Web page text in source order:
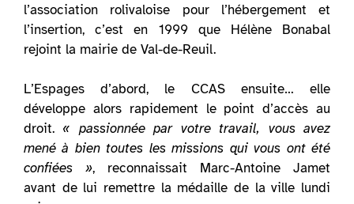
l’association rolivaloise pour l’hébergement et
l’insertion, c’est en 1999 que Hélène Bonabal
rejoint la mairie de Val-de-Reuil.
L’Espages d’abord, le CCAS ensuite… elle
développe alors rapidement le point d’accès au
droit. « passionnée par votre travail, vous avez
mené à bien toutes les missions qui vous ont été
confiées », reconnaissait Marc-Antoine Jamet
avant de lui remettre la médaille de la ville lundi